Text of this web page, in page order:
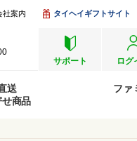
サポート
ログ
社案内 タイヘイギフトサイト
送
せ商品
ファ